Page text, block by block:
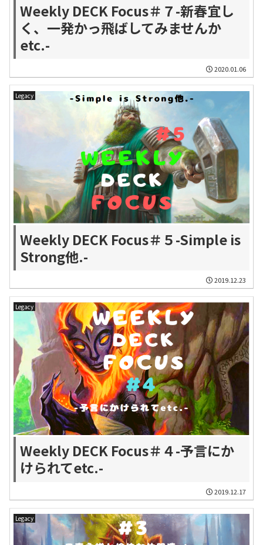
Weekly DECK Focus＃７-新春宜し
く、一発かっ飛ばしてみませんか
etc.-
2020.01.06
Legacy
Weekly DECK Focus＃５-Simple is
Strong他.-
2019.12.23
Legacy
Weekly DECK Focus＃４-予言にか
けられてetc.-
2019.12.17
Legacy